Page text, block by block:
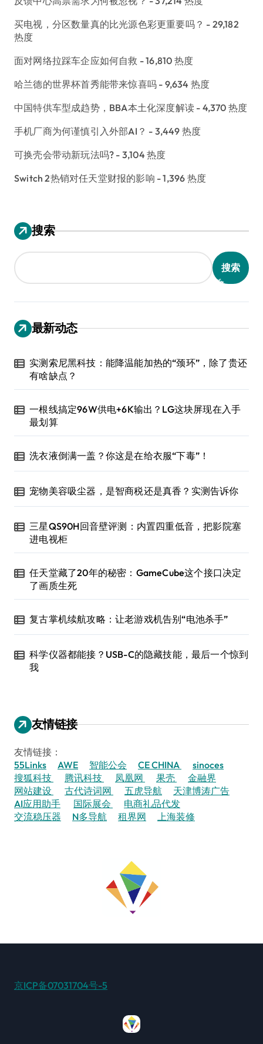
买电视，分区数量真的比光源色彩更重要吗？ - 29,182
热度
面对网络拉踩车企应如何自救 - 16,810 热度
哈兰德的世界杯首秀能带来惊喜吗 - 9,634 热度
中国特供车型成趋势，BBA本土化深度解读 - 4,370 热度
手机厂商为何谨慎引入外部AI？ - 3,449 热度
可换壳会带动新玩法吗? - 3,104 热度
Switch 2热销对任天堂财报的影响 - 1,396 热度
搜索
搜索
最新动态
实测索尼黑科技：能降温能加热的“颈环”，除了贵还
有啥缺点？
一根线搞定96W供电+6K输出？LG这块屏现在入手
最划算
洗衣液倒满一盖？你这是在给衣服“下毒”！
宠物美容吸尘器，是智商税还是真香？实测告诉你
三星QS90H回音壁评测：内置四重低音，把影院塞
进电视柜
任天堂藏了20年的秘密：GameCube这个接口决定
了画质生死
复古掌机续航攻略：让老游戏机告别“电池杀手”
科学仪器都能接？USB-C的隐藏技能，最后一个惊到
我
友情链接
友情链接：
55Links
AWE 智能公会 CE CHINA
sinoces
搜狐科技
腾讯科技 凤凰网 果壳
金融界
网站建设
古代诗词网 五虎导航
天津博涛广告
AI应用助手
国际展会
电商礼品代发
交流稳压器
N多导航 租界网 上海装修
京ICP备07031704号-5